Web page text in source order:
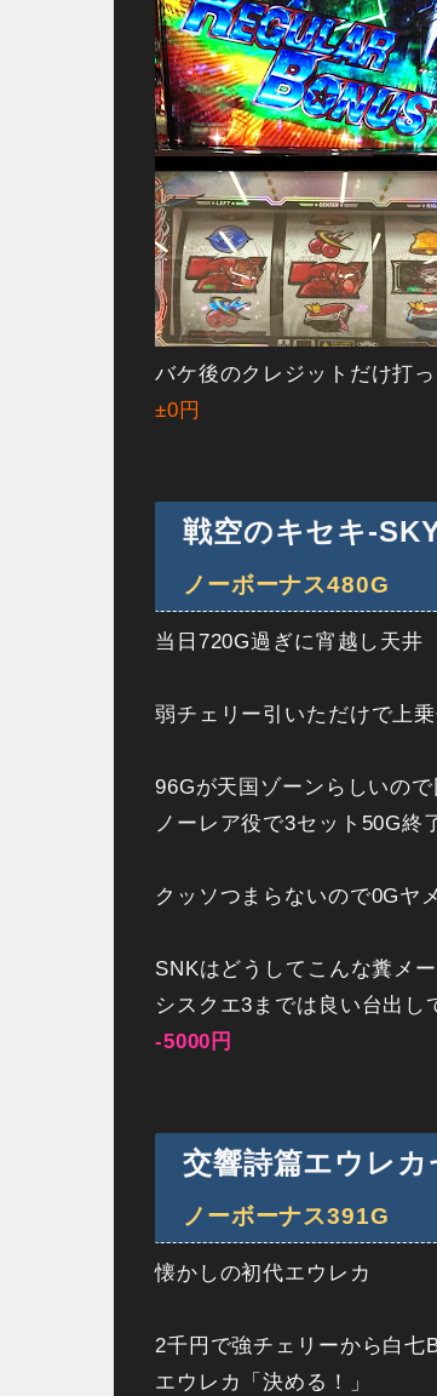
バケ後のクレジットだけ打
±0円
戦空のキセキ-
ノーボーナス480G
当日720G過ぎに宵越し天井
弱チェリー引いただけで上
96Gが天国ゾーンらしいの
ノーレア役で3セット50G終
クッソつまらないので0Gヤメ
SNKはどうしてこんな糞メ
シスクエ3までは良い台出し
-5000円
交響詩篇エウレカ
ノーボーナス391G
懐かしの初代エウレカ
2千円で強チェリーから白七
エウレカ「決める！」